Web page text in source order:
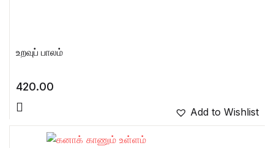
உறவுப் பாலம்
420.00
Add to Wishlist